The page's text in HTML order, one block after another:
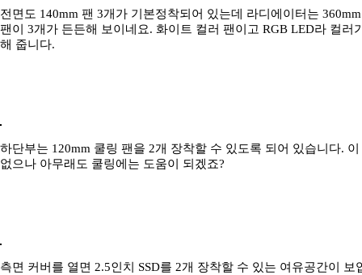
전면도 140mm 팬 3개가 기본정착되어 있는데 라디에이터는
팬이 3개가 든든해 보이네요. 화이트 컬러 팬이고 RGB LED라 컬러
해 줍니다.
하단부는 120mm 쿨링 팬을 2개 장착할 수 있도록 되어 있습니다.
없으나 아무래도 쿨링에는 도움이 되겠죠?
측면 커버를 열면 2.5인치 SSD를 2개 장착할 수 있는 여유공간이